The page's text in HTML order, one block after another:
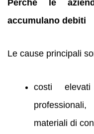
Perché le
accumulano debiti
Le cause principali
costi
materiali di